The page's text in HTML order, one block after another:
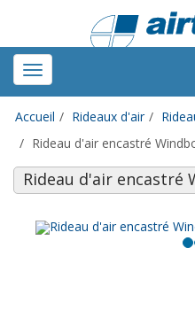
Toggle
navigation
Accueil Rideaux d'air
Rideau d'air encastré
Rideau d'air encastré